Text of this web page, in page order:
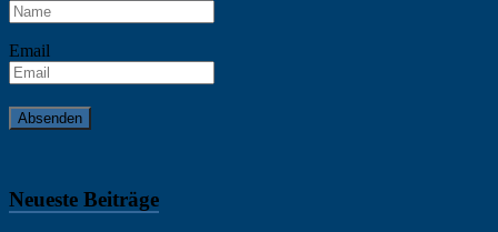
Email
Neueste Beiträge